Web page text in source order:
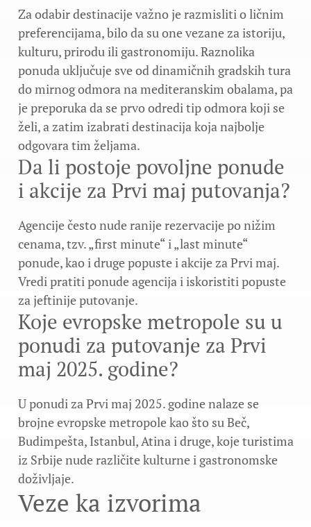
Za odabir destinacije važno je razmisliti o ličnim
preferencijama, bilo da su one vezane za istoriju,
kulturu, prirodu ili gastronomiju. Raznolika
ponuda uključuje sve od dinamičnih gradskih tura
do mirnog odmora na mediteranskim obalama, pa
je preporuka da se prvo odredi tip odmora koji se
želi, a zatim izabrati destinacija koja najbolje
odgovara tim željama.
Da li postoje povoljne ponude
i akcije za Prvi maj putovanja?
Agencije često nude ranije rezervacije po nižim
cenama, tzv. „first minute“ i „last minute“
ponude, kao i druge popuste i akcije za Prvi maj.
Vredi pratiti ponude agencija i iskoristiti popuste
za jeftinije putovanje.
Koje evropske metropole su u
ponudi za putovanje za Prvi
maj 2025. godine?
U ponudi za Prvi maj 2025. godine nalaze se
brojne evropske metropole kao što su Beč,
Budimpešta, Istanbul, Atina i druge, koje turistima
iz Srbije nude različite kulturne i gastronomske
doživljaje.
Veze ka izvorima